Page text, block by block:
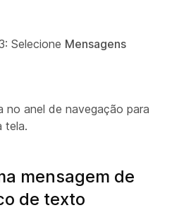
Selecione Mensagens
no anel de navegação para
tela.
mensagem de
de texto